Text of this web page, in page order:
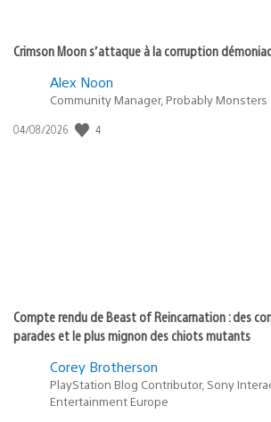
Crimson Moon s’attaque à la corruption
Alex Noon
Community Manager, Probably Monsters
Date
04/08/2026 4
Compte rendu de Beast of Reincarnation : des
parades et le plus mignon des chiots mutants
Corey Brotherson
PlayStation Blog Contributor, Sony
Entertainment Europe